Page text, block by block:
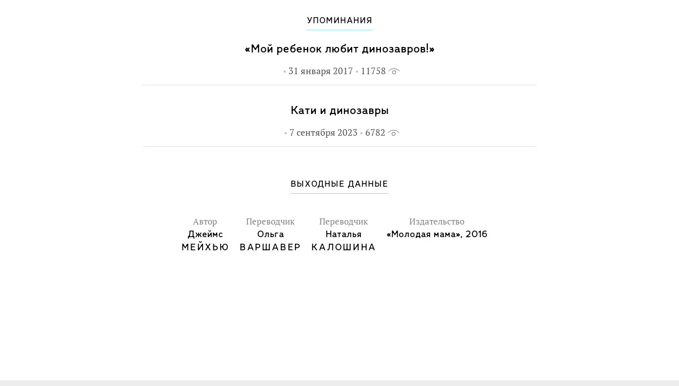
УПОМИНАНИЯ
«Мой ребенок любит динозавров!»
31 января 2017 11758
Кати и динозавры
7 сентября 2023 6782
ВЫХОДНЫЕ ДАННЫЕ
Автор
Джеймс
МЕЙХЬЮ
Переводчик
Ольга
ВАРШАВЕР
Переводчик
Наталья
КАЛОШИНА
Издательство
«Молодая мама», 2016